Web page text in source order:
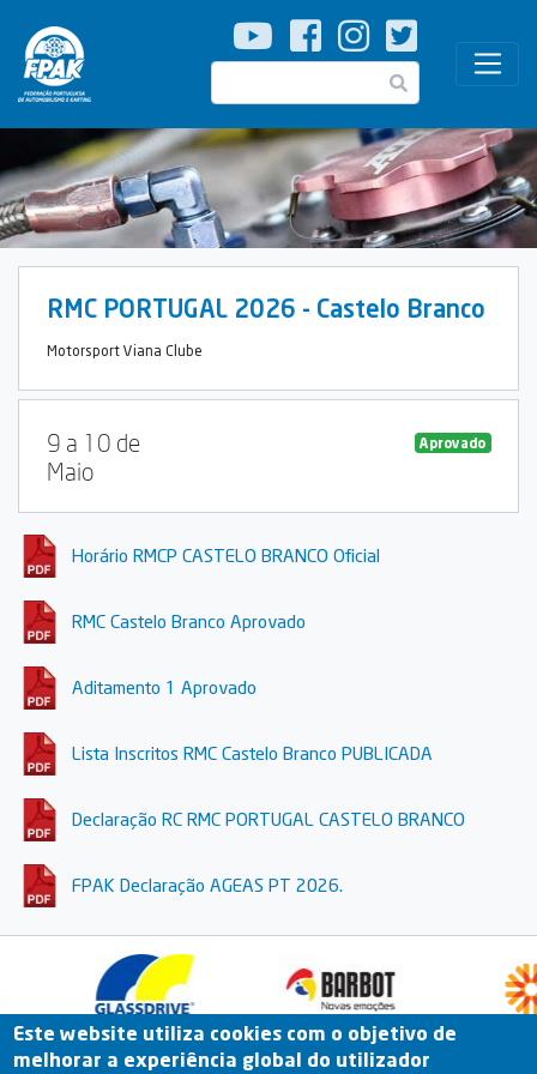
Passar
para
o
Pesquisar
Horário RMCP CASTELO BRANCO Oficial
RMC Castelo Branco Aprovado
Aditamento 1 Aprovado
Lista Inscritos RMC Castelo Branco PUBLICADA
Declaração RC RMC PORTUGAL CASTELO BRANCO
FPAK Declaração AGEAS PT 2026.
RMC PORTUGAL 2026 - Castelo Branco
Motorsport Viana Clube
9 a 10 de
Maio
Aprovado
Este website utiliza cookies com o objetivo de
melhorar a experiência global do utilizador